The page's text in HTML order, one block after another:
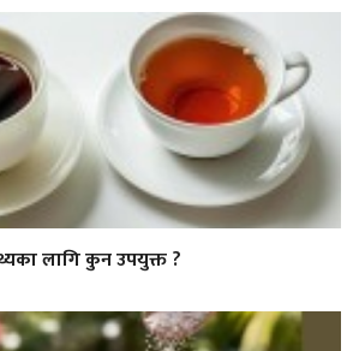
लागि कुन उपयुक्त ?